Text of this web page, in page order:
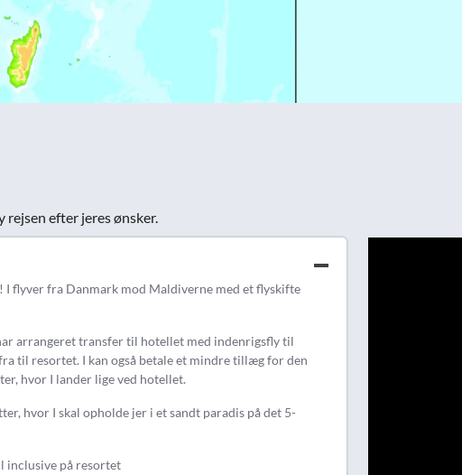
efter jeres ønsker.
I flyver fra Danmark mod Maldiverne med et flyskifte
arrangeret transfer til hotellet med indenrigsfly til
til resortet. I kan også betale et mindre tillæg for den
hvor I lander lige ved hotellet.
hvor I skal opholde jer i et sandt paradis på det 5-
inclusive på resortet